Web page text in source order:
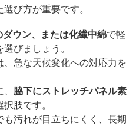
び方が重要です。
ウン、または化繊中綿で軽
びましょう。
、急な天候変化への対応力を
脇下にストレッチパネル素
肢です。
汚れが目立ちにくく、長期